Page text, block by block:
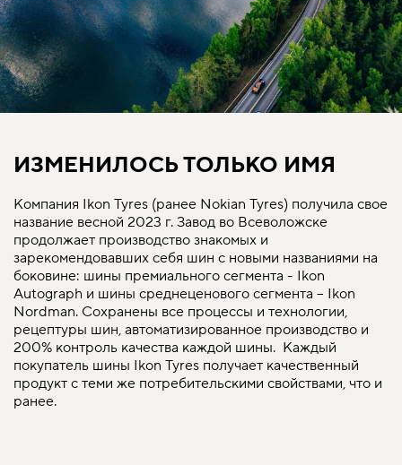
ИЗМЕНИЛОСЬ ТОЛЬКО ИМЯ
Компания Ikon Tyres (ранее Nokian Tyres) получила свое
название весной 2023 г. Завод во Всеволожске
продолжает производство знакомых и
зарекомендовавших себя шин с новыми названиями на
боковине: шины премиального сегмента - Ikon
Autograph и шины среднеценового сегмента – Ikon
Nordman. Сохранены все процессы и технологии,
рецептуры шин, автоматизированное производство и
200% контроль качества каждой шины. Каждый
покупатель шины Ikon Tyres получает качественный
продукт с теми же потребительскими свойствами, что и
ранее.